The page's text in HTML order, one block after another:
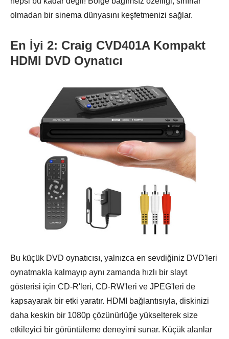
olmadan bir sinema dünyasını keşfetmenizi sağlar.
En İyi 2: Craig CVD401A Kompakt
HDMI DVD Oynatıcı
Bu küçük DVD oynatıcısı, yalnızca en sevdiğiniz DVD'leri
oynatmakla kalmayıp aynı zamanda hızlı bir slayt
gösterisi için CD-R'leri, CD-RW'leri ve JPEG'leri de
kapsayarak bir etki yaratır. HDMI bağlantısıyla, diskinizi
daha keskin bir 1080p çözünürlüğe yükselterek size
etkileyici bir görüntüleme deneyimi sunar. Küçük alanlar